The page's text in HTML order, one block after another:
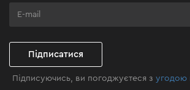
Клуб майстерності
Підписатися
Підписуючись, ви погоджуєтеся зугодою